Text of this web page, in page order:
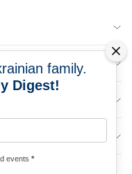
family.
Digest!
events *